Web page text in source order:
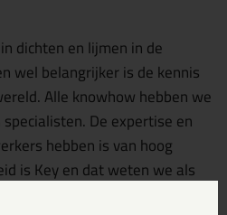
dichten en lijmen in de
wel belangrijker is de kennis
Alle knowhow hebben we
De expertise en
hebben is van hoog
is Key en dat weten we als